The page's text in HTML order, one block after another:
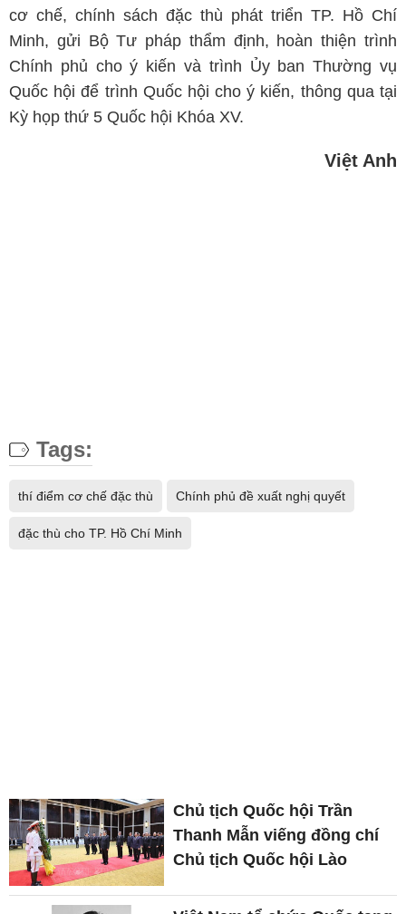
cơ chế, chính sách đặc thù phát triển TP. Hồ Chí
Minh, gửi Bộ Tư pháp thẩm định, hoàn thiện trình
Chính phủ cho ý kiến và trình Ủy ban Thường vụ
Quốc hội để trình Quốc hội cho ý kiến, thông qua tại
Kỳ họp thứ 5 Quốc hội Khóa XV.
Việt Anh
Tags:
thí điểm cơ chế đặc thù Chính phủ đề xuất nghị quyết
đặc thù cho TP. Hồ Chí Minh
Chủ tịch Quốc hội Trần
Thanh Mẫn viếng đồng chí
Chủ tịch Quốc hội Lào